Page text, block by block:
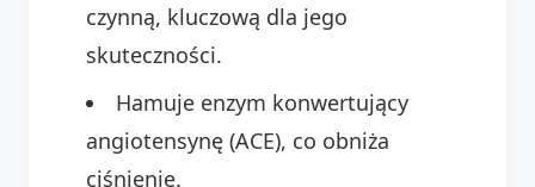
czynną, kluczową dla jego
skuteczności.
Hamuje enzym konwertujący
angiotensynę (ACE), co obniża
ciśnienie.